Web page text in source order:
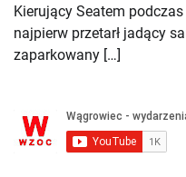
Kierujący Seatem
najpierw przetarł jadący
zaparkowany […]